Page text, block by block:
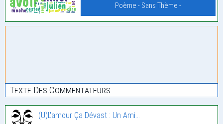
Poème - Sans Thème -
Texte Des Commentateurs
(U)L'amour Ça Dévast : Un Ami…